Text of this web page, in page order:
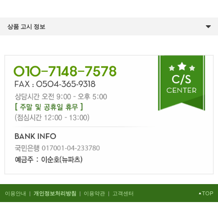
상품 고시 정보
이용안내 | 개인정보처리방침 | 이용약관 | 고객센터 TOP